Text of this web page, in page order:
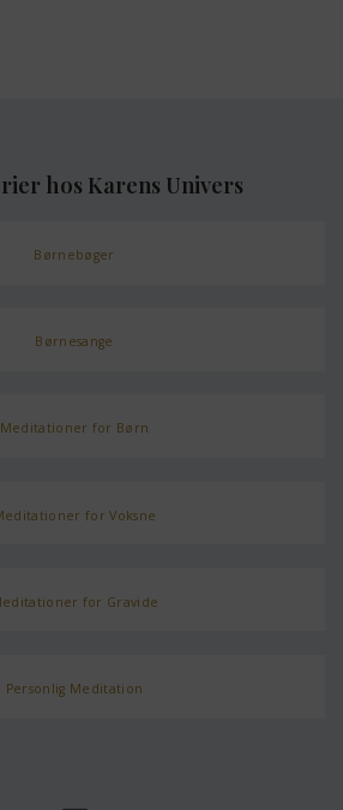
hos Karens Univers
Børnebøger
Børnesange
Meditationer for Børn
for Voksne
for Gravide
Personlig Meditation